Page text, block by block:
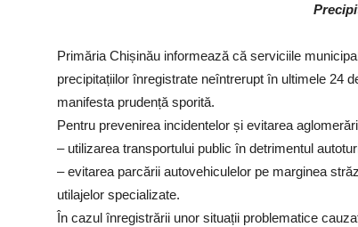
Primăria Chișinău informează că serviciile
precipitațiilor înregistrate neîntrerupt în ultimele 24
manifesta prudență sporită.
Pentru prevenirea incidentelor și evitarea
– utilizarea transportului public în detrimentul
– evitarea parcării autovehiculelor pe marginea
utilajelor specializate.
În cazul înregistrării unor situații problematice